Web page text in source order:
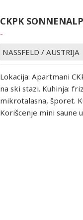
CKPK
-
NASSFELD / AUSTRIJA
Lokacija: Apartmani
na ski stazi. Kuhinja:
mikrotalasna, šporet.
Korišcenje mini saune